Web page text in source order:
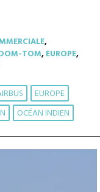
,
TOM,EUROPE,
EUROPE
OCÉAN INDIEN